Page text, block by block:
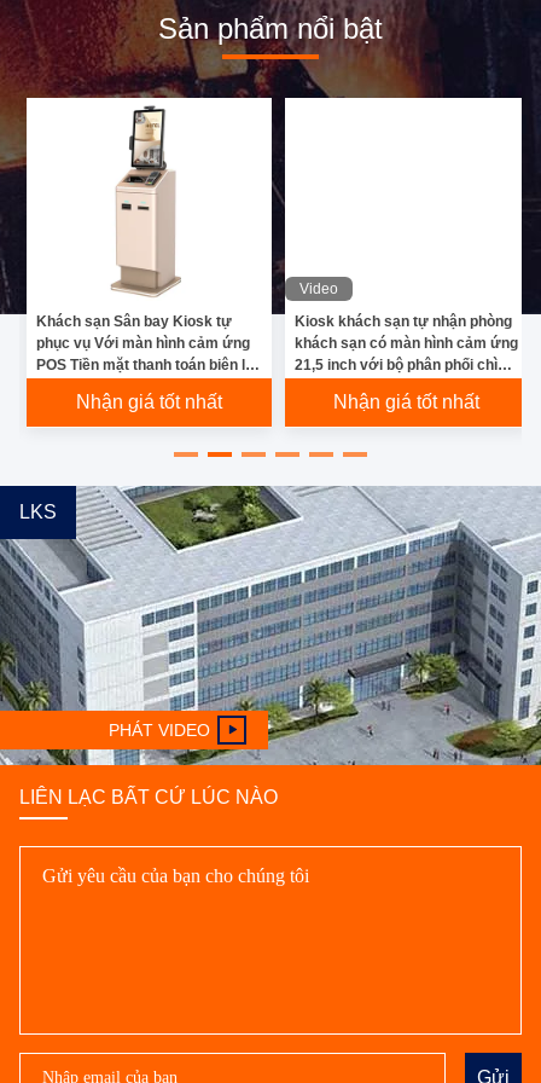
Sản phẩm nổi bật
Khách sạn Sân bay Kiosk tự
phục vụ Với màn hình cảm ứng
POS Tiền mặt thanh toán biên lai
ScannerNhận giá tốt nhất
Video
Kiosk khách sạn tự nhận phòng
khách sạn có màn hình cảm ứng
21,5 inch với bộ phân phối chìa
Nhận giá tốt nhất
LKS
PHÁT VIDEO
LIÊN LẠC BẤT CỨ LÚC NÀO
Gửi